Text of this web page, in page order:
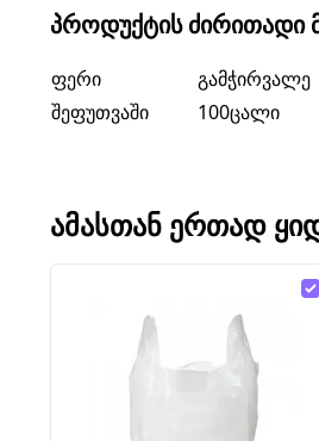
ᲞᲠᲝᲓᲣᲥᲢᲘᲡ ᲫᲘᲠᲘᲗᲐᲓᲘ
ფერი
გამჭირვალე
შეფუთვაში
100ცალი
ᲐᲛᲐᲡᲗᲐᲜ ᲔᲠᲗᲐᲓ